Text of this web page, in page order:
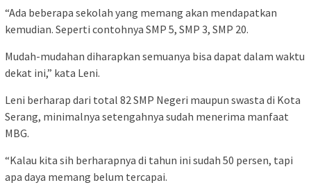
“Ada beberapa sekolah yang memang akan mendapatkan
kemudian. Seperti contohnya SMP 5, SMP 3, SMP 20.
Mudah-mudahan diharapkan semuanya bisa dapat dalam waktu
dekat ini,” kata Leni.
Leni berharap dari total 82 SMP Negeri maupun swasta di Kota
Serang, minimalnya setengahnya sudah menerima manfaat
MBG.
“Kalau kita sih berharapnya di tahun ini sudah 50 persen, tapi
apa daya memang belum tercapai.